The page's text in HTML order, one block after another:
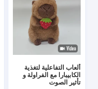
ألعاب التفاعلية لتغذية
الكابيبارا مع الفراولة و
تأثير الصوت